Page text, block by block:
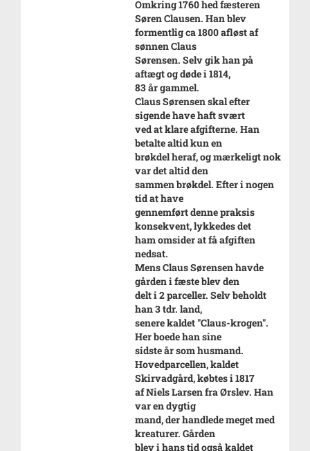
Omkring 1760 hed fæsteren
Søren Clausen. Han blev
formentlig ca 1800 afløst af
sønnen Claus
Sørensen. Selv gik han på
aftægt og døde i 1814,
83 år gammel.
Claus Sørensen skal efter
sigende have haft svært
ved at klare afgifterne. Han
betalte altid kun en
brøkdel heraf, og mærkeligt nok
var det altid den
sammen brøkdel. Efter i nogen
tid at have
gennemført denne praksis
konsekvent, lykkedes det
ham omsider at få afgiften
nedsat.
Mens Claus Sørensen havde
gården i fæste blev den
delt i 2 parceller. Selv beholdt
han 3 tdr. land,
senere kaldet "Claus-krogen".
Her boede han sine
sidste år som husmand.
Hovedparcellen, kaldet
Skirvadgård, købtes i 1817
af Niels Larsen fra Ørslev. Han
var en dygtig
mand, der handlede meget med
kreaturer. Gården
blev i hans tid også kaldet